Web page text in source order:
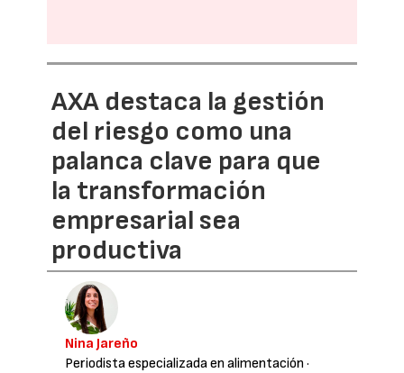
AXA destaca la gestión
del riesgo como una
palanca clave para que
la transformación
empresarial sea
productiva
Nina Jareño
Periodista especializada en alimentación ·